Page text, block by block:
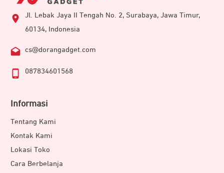
Jl. Lebak Jaya II Tengah No. 2, Surabaya, Jawa Timur,
60134, Indonesia
cs@dorangadget.com
087834601568
Informasi
Tentang Kami
Kontak Kami
Lokasi Toko
Cara Berbelanja